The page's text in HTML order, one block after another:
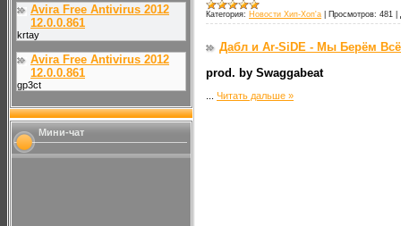
Avira Free Antivirus 2012
12.0.0.861
krtay
Avira Free Antivirus 2012
12.0.0.861
gp3ct
Мини-чат
Категория: Новости Хип-Хоп'а Просмотров: 481
Дабл и Ar-SiDE - Мы Берём
prod. by Swaggabeat
Читать дальше »